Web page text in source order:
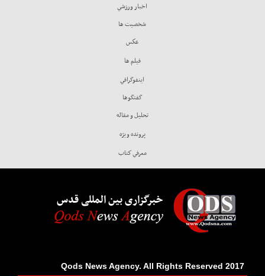
اخبار ورزشي
شخصيت ها
عكس
فيلم ها
اينفوگرافي
گفتگوها
تحليل و مقاله
پرونده ويژه
معرفي كتاب
خبرگزاری بین المللی قدس
2017 Qods News Agency. All Rights Reserved